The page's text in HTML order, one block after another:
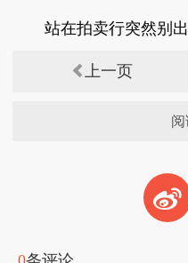
站在拍卖行突然别
上一页
t